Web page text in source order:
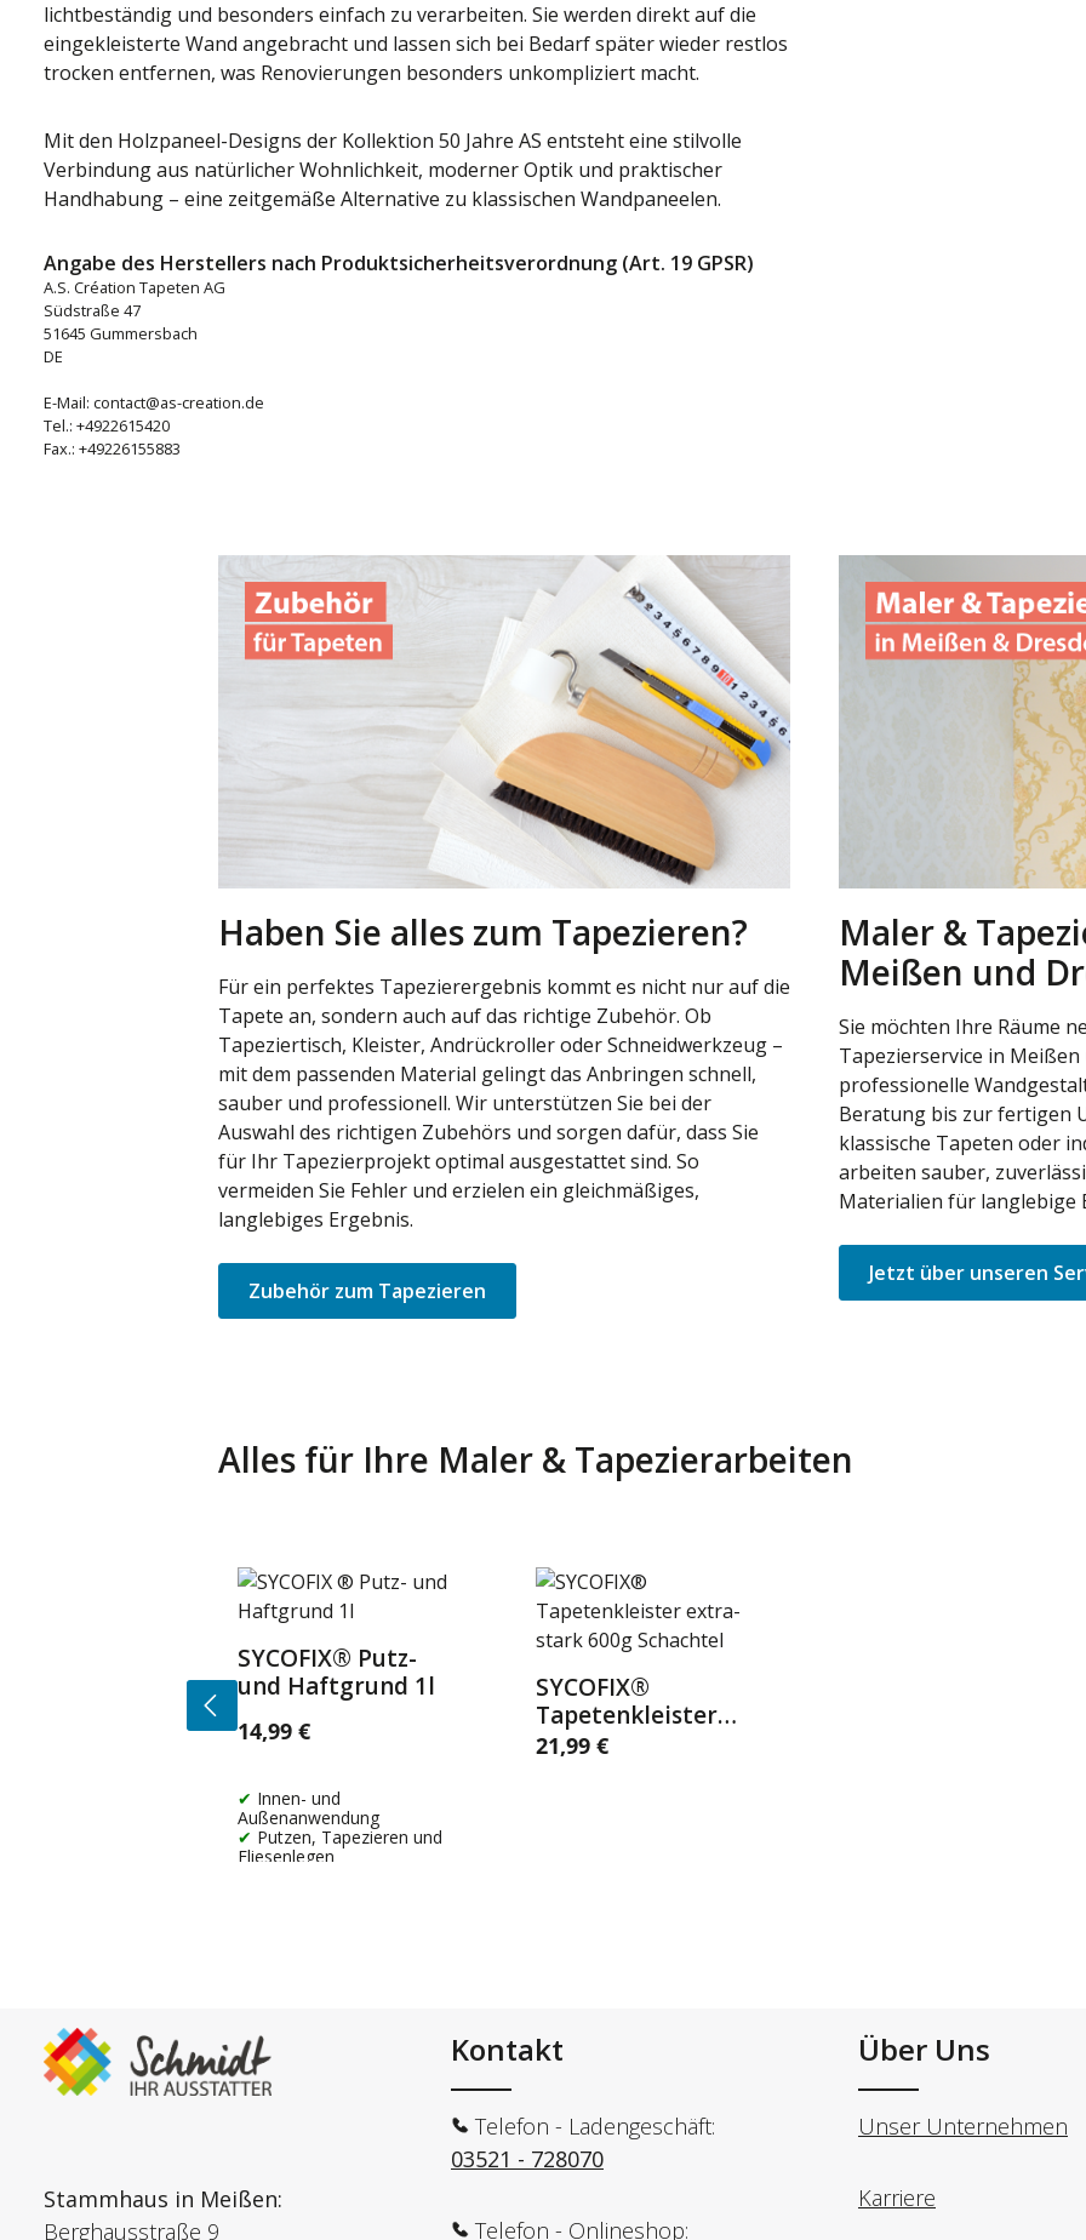
lichtbeständig und besonders einfach zu verarbeiten. Sie werden direkt auf die
eingekleisterte Wand angebracht und lassen sich bei Bedarf später wieder restlos
trocken entfernen, was Renovierungen besonders unkompliziert macht.
Mit den Holzpaneel-Designs der Kollektion 50 Jahre AS entsteht eine stilvolle
Verbindung aus natürlicher Wohnlichkeit, moderner Optik und praktischer
Handhabung – eine zeitgemäße Alternative zu klassischen Wandpaneelen.
Angabe des Herstellers nach Produktsicherheitsverordnung (Art. 19 GPSR)
A.S. Création Tapeten AG
Südstraße 47
51645 Gummersbach
DE
E-Mail: contact@as-creation.de
Tel.: +4922615420
Fax.: +49226155883
Haben Sie alles zum Tapezieren?
Für ein perfektes Tapezierergebnis kommt es nicht nur auf die
Tapete an, sondern auch auf das richtige Zubehör. Ob
Tapeziertisch, Kleister, Andrückroller oder Schneidwerkzeug –
mit dem passenden Material gelingt das Anbringen schnell,
sauber und professionell. Wir unterstützen Sie bei der
Auswahl des richtigen Zubehörs und sorgen dafür, dass Sie
für Ihr Tapezierprojekt optimal ausgestattet sind. So
vermeiden Sie Fehler und erzielen ein gleichmäßiges,
langlebiges Ergebnis.
Zubehör zum Tapezieren
Maler &
Meißen und
Sie möchten Ihre Räume
Tapezierservice in
professionelle
Beratung bis zur fertigen
klassische Tapeten oder
arbeiten sauber,
Materialien für langlebige
Jetzt über unseren
Alles für Ihre Maler & Tapezierarbeiten
Produktgalerie überspringen
Details
SYCOFIX® Putz-
und Haftgrund 1l
Regulärer Preis:
14,99 €
Innen- und
Außenanwendung
Putzen, Tapezieren und
Fliesenlegen
Details
SYCOFIX®
Tapetenkleister
extra-stark 600g
Regulärer Preis:
21,99 €
Stammhaus in Meißen:
Berghausstraße 9
Kontakt
Telefon - Ladengeschäft:
03521 - 728070
Telefon - Onlineshop:
Über Uns
Unser Unternehmen
Karriere